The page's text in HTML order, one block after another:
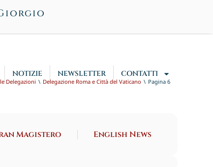
NOTIZIE NEWSLETTER CONTATTI
Delegazioni Delegazione Roma e Città del Vaticano Pagina 6
Magistero English News